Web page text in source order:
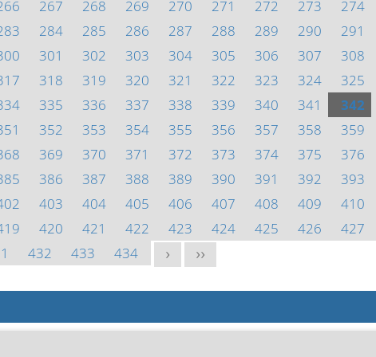
267 268 269 270 271 272 273 274
284 285 286 287 288 289 290 291
301 302 303 304 305 306 307 308
318 319 320 321 322 323 324 325
335 336 337 338 339 340 341 342
352 353 354 355 356 357 358 359
369 370 371 372 373 374 375 376
386 387 388 389 390 391 392 393
403 404 405 406 407 408 409 410
420 421 422 423 424 425 426 427
432 433 434 > >>